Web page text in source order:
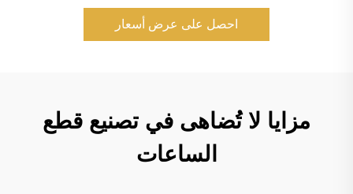
احصل على عرض أسعار
مزايا لا تُضاهى في تصنيع قطع
الساعات